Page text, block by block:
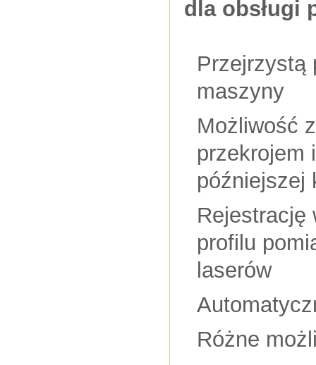
dla obsługi
Przejrzystą
maszyny
Możliwość
przekrojem
późniejszej
Rejestrację
profilu
laserów
Różne